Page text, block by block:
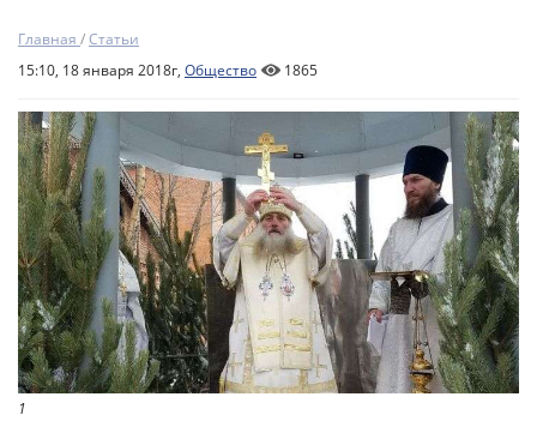
Главная /Статьи
15:10, 18 января 2018г, Общество 1865
1